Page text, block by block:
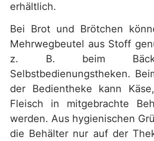
erhältlich.
Bei Brot und Brötchen
Mehrwegbeutel aus Stoff
z. B. beim
Selbstbedienungstheken.
der Bedientheke kann
Fleisch in mitgebrachte
werden. Aus hygienischen
die Behälter nur auf der